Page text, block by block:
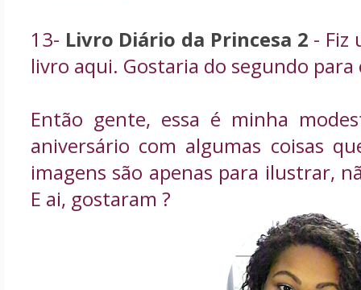
13- Livro Diário da Princesa 2 - Fiz
livro aqui. Gostaria do segundo
Então gente, essa é minha
aniversário com algumas coisas
imagens são apenas para ilustrar,
E ai, gostaram ?